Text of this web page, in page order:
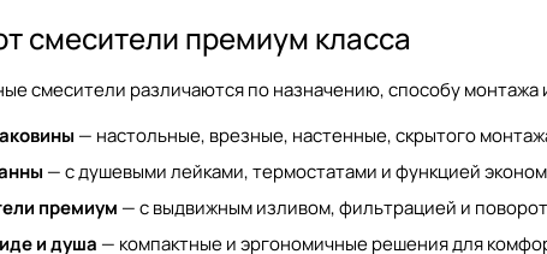
смесители премиум класса
смесители различаются по назначению, способу
— настольные, врезные, настенные, скрытого
— с душевыми лейками, термостатами и функцией
премиум — с выдвижным изливом, фильтрацией и
и душа — компактные и эргономичные решения для